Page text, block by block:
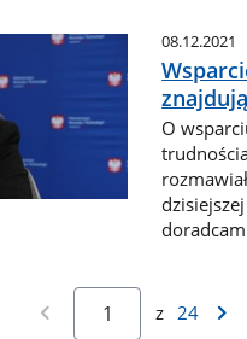
08.12.2021
O
z 24